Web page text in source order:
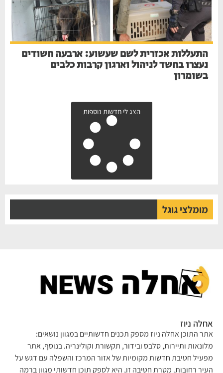
התעללות אכזרית לשם שעשוע: ארבעה חשודים
נעצרו בחשד לניהול וארגון קרבות כלבים
בשומרון
הצג לי חדשות נוספות
מומלצי גוגל
אחלה ניוז
אתר התוכן אחלה ניוז מספק תכנים חדשותיים במגוון נושאים:
מלונאות ותיירות, סלבס ובידור, תקשורת וקולינריה. בנוסף, אתר
מפעיל חטיבת חדשות מקומיות של אזור המרכז והשפלה עם דגש על
העיר רחובות. מטרת חטיבה זו, היא לספק תוכן חדשותי מגוון ברמה